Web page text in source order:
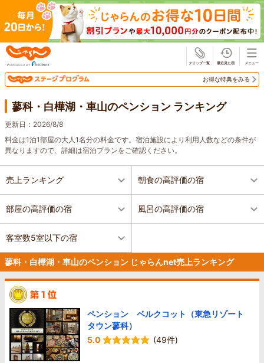
お得な特典をみる
蓼科・白樺湖・車山のペンション ランキング
更新日： 2026/8/8
料金は1泊1部屋の大人1名分の料金です。宿泊施設により利用人数などの条件が
異なりますので、詳細は宿泊プランをご確認ください。
売上ランキング 朝食の高評価の宿
部屋の高評価の宿 風呂の高評価の宿
客室数5室以下の宿
蓼科・白樺湖・車山のペンション じゃらんnet売上ランキング
ペンション ベルクコット（東急リゾート
タウン蓼科）
5.0
(49件)